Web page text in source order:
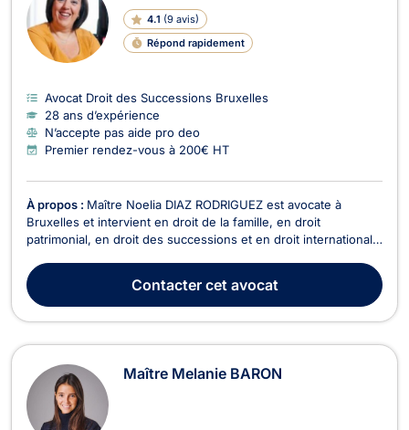
4.1 (9 avis)
Répond rapidement
Avocat Droit des Successions Bruxelles
28 ans d’expérience
N’accepte pas aide pro deo
Premier rendez-vous à 200€ HT
À propos : Maître Noelia DIAZ RODRIGUEZ est avocate à
Bruxelles et intervient en droit de la famille, en droit
patrimonial, en droit des successions et en droit international
particulière en droit de la famille pour tous les dossiers
relevant des contrats de mariage, du divorce à l’a...
Contactercet avocat
Maître Melanie BARON